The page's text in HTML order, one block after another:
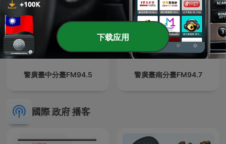
警廣臺中分臺FM94.5 警廣臺南分臺FM94.7
國際 政府 播客
下载应用